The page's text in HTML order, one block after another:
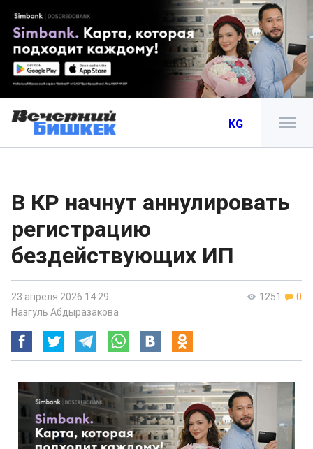
KG
В КР начнут аннулировать
регистрацию
бездействующих ИП
1251 0
23 апреля 2026 14:29
Назгуль Абдыразакова